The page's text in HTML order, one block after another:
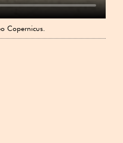
Copernicus.